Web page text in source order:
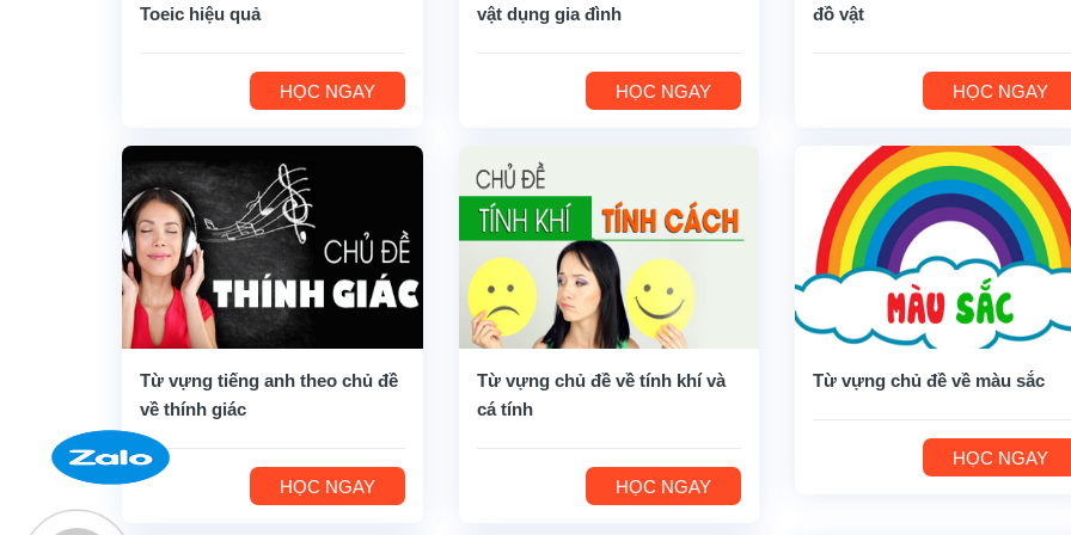
Toeic hiệu quả
HỌC NGAY
vật dụng gia đình
HỌC NGAY
đồ vật
HỌC NGAY
Từ vựng tiếng anh theo chủ đề
về thính giác
HỌC NGAY
Từ vựng chủ đề về tính khí và
cá tính
HỌC NGAY
Từ vựng chủ đề về màu sắc
HỌC NGAY